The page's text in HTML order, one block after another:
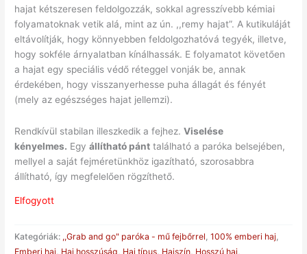
hajat kétszeresen feldolgozzák, sokkal agresszívebb kémiai
folyamatoknak vetik alá, mint az ún. ,,remy hajat”. A kutikuláját
eltávolítják, hogy könnyebben feldolgozhatóvá tegyék, illetve,
hogy sokféle árnyalatban kínálhassák. E folyamatot követően
a hajat egy speciális védő réteggel vonják be, annak
érdekében, hogy visszanyerhesse puha állagát és fényét
(mely az egészséges hajat jellemzi).
Rendkívül stabilan illeszkedik a fejhez.Viselése
kényelmes. Egyállítható pánt található a paróka belsejében,
mellyel a saját fejméretünkhöz igazítható, szorosabbra
állítható, így megfelelően rögzíthető.
Elfogyott
Kategóriák: ,,Grab and go" paróka - mű fejbőrrel,100% emberi haj,
Emberi haj, Haj hosszúság, Haj típus, Hajszín, Hosszú haj,